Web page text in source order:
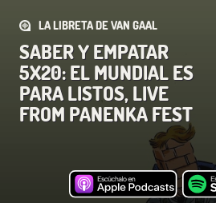
LA LIBRETA DE VAN GAAL
SABER Y EMPATAR
5X20: EL MUNDIAL ES
PARA LISTOS, LIVE
FROM PANENKA FEST